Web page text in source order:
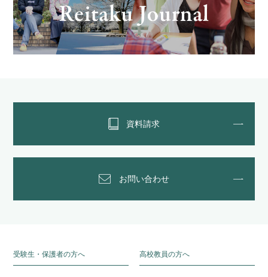
資料請求
お問い合わせ
受験生・保護者の方へ 高校教員の方へ